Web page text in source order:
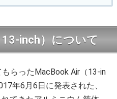
inch）について
らったMacBook Air（13-in
年6月6日に発表された、